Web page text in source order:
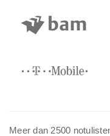
Meer dan 2500